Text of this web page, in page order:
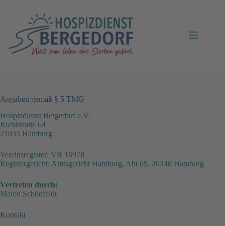
Angaben gemäß § 5 TMG
Hospizdienst Bergedorf e.V.
Riehlstraße 64
21033 Hamburg
Vereinsregister: VR 16978
Registergericht: Amtsgericht Hamburg, Abt 69, 20348 Hamburg
Vertreten durch:
Maren Schönfeldt
Kontakt